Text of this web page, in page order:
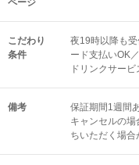
ページ
こだわり
条件
夜19時以降も
ード支払いOK
ドリンクサービ
備考
保証期間1週間
キャンセルの
ちいただく場合